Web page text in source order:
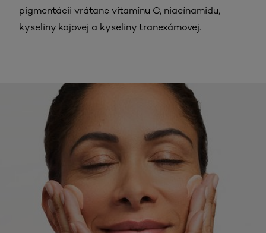
pigmentácii vrátane vitamínu C, niacínamidu,
kyseliny kojovej a kyseliny tranexámovej.